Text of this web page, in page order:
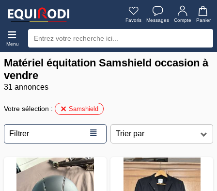
Favoris Messages Compte Panier
Menu
Matériel équitation Samshield occasion à
vendre
31 annonces
Votre sélection : Samshield
Filtrer ≣